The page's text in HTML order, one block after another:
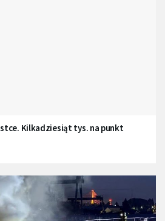
Kilkadziesiąt tys. na punkt